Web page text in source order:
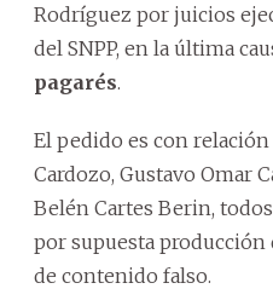
Rodríguez por juicios
del SNPP, en la última
pagarés.
El pedido es con
Cardozo, Gustavo Omar
Belén Cartes Berin,
por supuesta
de contenido falso.